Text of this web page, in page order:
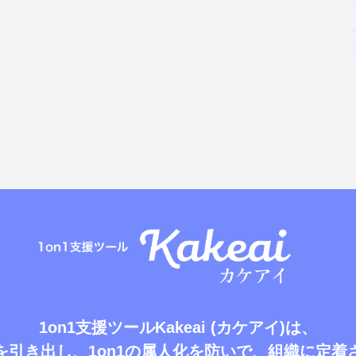
1on1支援ツールKakeai (カケアイ)は、
引き出し、1on1の属人化を防いで、 組織に定着